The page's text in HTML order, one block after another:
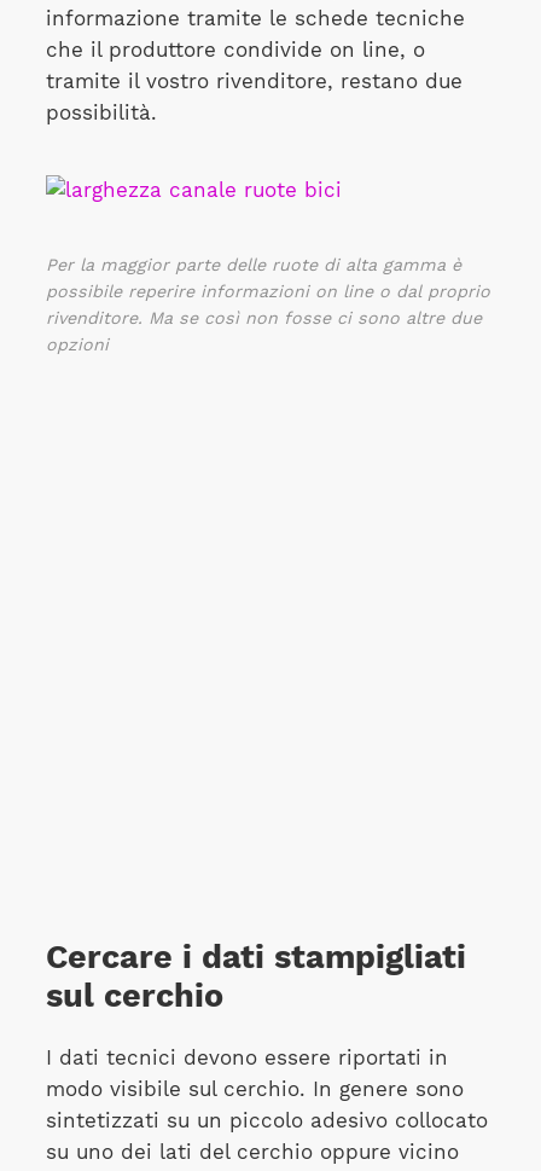
informazione tramite le schede tecniche
che il produttore condivide on line, o
tramite il vostro rivenditore, restano due
possibilità.
Per la maggior parte delle ruote di alta gamma è
possibile reperire informazioni on line o dal proprio
rivenditore. Ma se così non fosse ci sono altre due
opzioni
Cercare i dati stampigliati
sul cerchio
I dati tecnici devono essere riportati in
modo visibile sul cerchio. In genere sono
sintetizzati su un piccolo adesivo collocato
su uno dei lati del cerchio oppure vicino